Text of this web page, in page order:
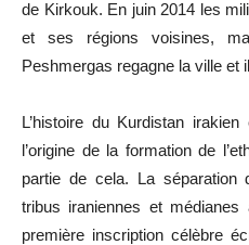
de Kirkouk. En juin 2014 les
et ses régions voisines,
Peshmergas regagne la ville et
L’histoire du Kurdistan
l’origine de la formation de l’
partie de cela. La séparation
tribus iraniennes et
première inscription célèbre